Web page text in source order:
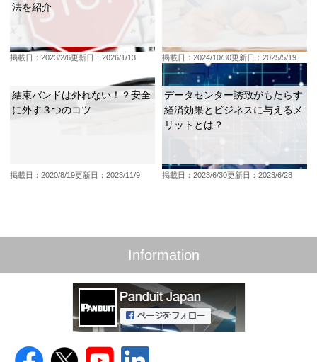
法を紹介
掲載日：2023/2/6更新日：2026/1/13 掲載日：2024/10/30更新日：2025/5/19
結束バンドは外れない！？安全
に外す３つのコツ
掲載日：2020/8/19更新日：2023/11/9
データセンター誘致がもたらす
経済効果とビジネスに与えるメ
リットとは？
掲載日：2023/6/30更新日：2023/6/28
Information